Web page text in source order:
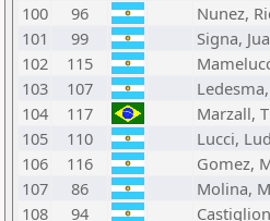
100
96 Nunez,
101
99 Signa,
102
115
103
107
104
117 Marzall,
105
110 Lucci,
106
116 Gomez,
107
86 Molina,
108
94